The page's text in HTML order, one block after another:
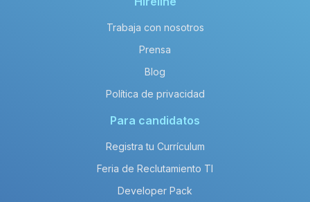
Trabaja con nosotros
Prensa
Blog
Política de privacidad
Para candidatos
Registra tu Currículum
Feria de Reclutamiento TI
Developer Pack